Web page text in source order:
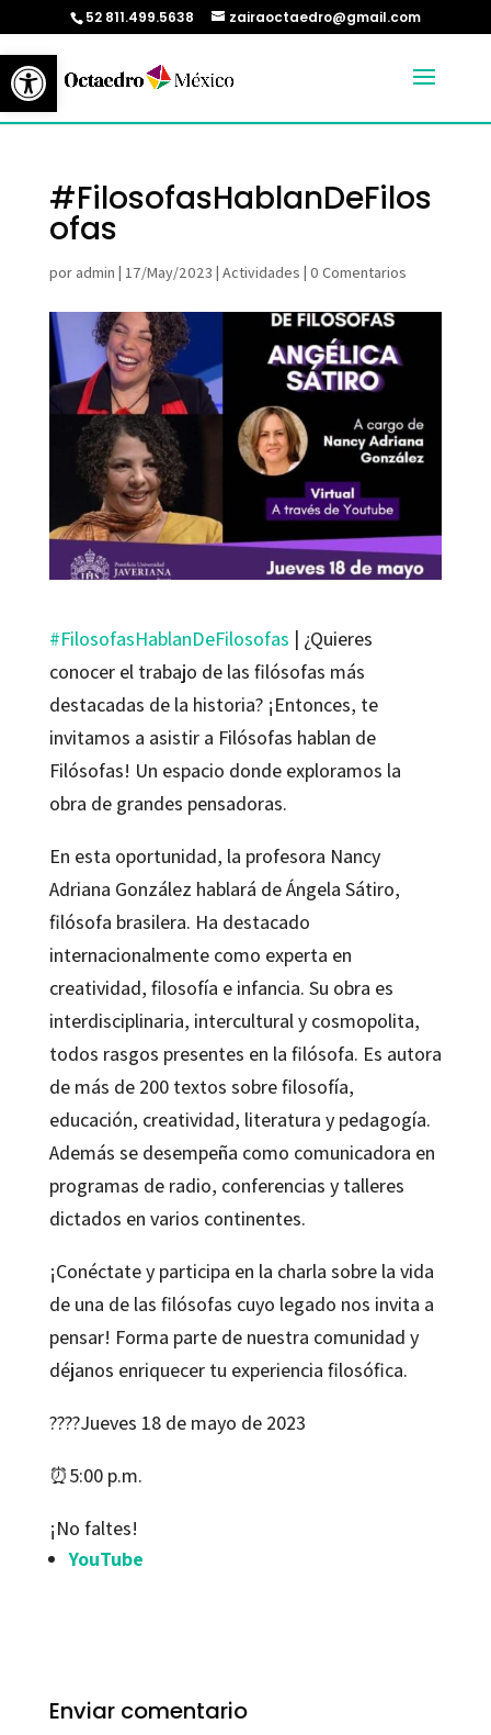
Abrir barra de herramientas
52 811.499.5638 zairaoctaedro@gmail.com
#FilosofasHablanDeFilos
ofas
por admin | 17/May/2023 | Actividades | 0 Comentarios
#FilosofasHablanDeFilosofas | ¿Quieres
conocer el trabajo de las filósofas más
destacadas de la historia? ¡Entonces, te
invitamos a asistir a Filósofas hablan de
Filósofas! Un espacio donde exploramos la
obra de grandes pensadoras.
En esta oportunidad, la profesora Nancy
Adriana González hablará de Ángela Sátiro,
filósofa brasilera. Ha destacado
internacionalmente como experta en
creatividad, filosofía e infancia. Su obra es
interdisciplinaria, intercultural y cosmopolita,
todos rasgos presentes en la filósofa. Es autora
de más de 200 textos sobre filosofía,
educación, creatividad, literatura y pedagogía.
Además se desempeña como comunicadora en
programas de radio, conferencias y talleres
dictados en varios continentes.
¡Conéctate y participa en la charla sobre la vida
de una de las filósofas cuyo legado nos invita a
pensar! Forma parte de nuestra comunidad y
déjanos enriquecer tu experiencia filosófica.
????Jueves 18 de mayo de 2023
⏰5:00 p.m.
¡No faltes!
YouTube
Enviar comentario